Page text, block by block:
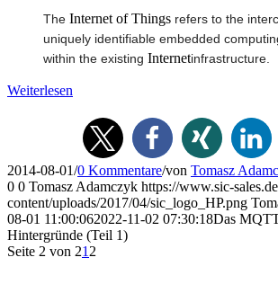
The Internet of Things refers to the
uniquely identifiable embedded
within the existing Internetinfrastructure.
Weiterlesen
2014-08-01/0 Kommentare/von Tomasz
0 0 Tomasz Adamczyk https://www.sic-
content/uploads/2017/04/sic_logo_HP.png
08-01 11:00:062022-11-02 07:30:18Das
Hintergründe (Teil 1)
Seite 2 von 21 2